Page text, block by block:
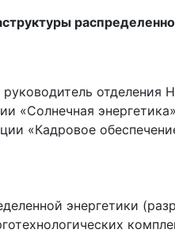
«Солнечная
«Кадровое
энергетики